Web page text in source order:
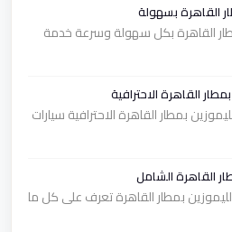
بسهولة
القاهرة بكل سهولة وسرعة خدمة
القاهرة الاحترافية
بمطار القاهرة الاحترافية سيارات
القاهرة الشامل
بمطار القاهرة تعرف على كل ما